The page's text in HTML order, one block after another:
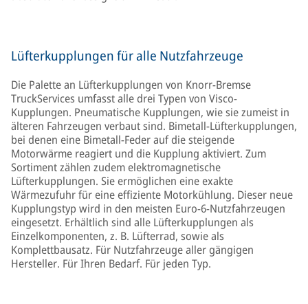
Lüfterkupplungen für alle Nutzfahrzeuge
Die Palette an Lüfterkupplungen von Knorr-Bremse
TruckServices umfasst alle drei Typen von Visco-
Kupplungen. Pneumatische Kupplungen, wie sie zumeist in
älteren Fahrzeugen verbaut sind. Bimetall-Lüfterkupplungen,
bei denen eine Bimetall-Feder auf die steigende
Motorwärme reagiert und die Kupplung aktiviert. Zum
Sortiment zählen zudem elektromagnetische
Lüfterkupplungen. Sie ermöglichen eine exakte
Wärmezufuhr für eine effiziente Motorkühlung. Dieser neue
Kupplungstyp wird in den meisten Euro-6-Nutzfahrzeugen
eingesetzt. Erhältlich sind alle Lüfterkupplungen als
Einzelkomponenten, z. B. Lüfterrad, sowie als
Komplettbausatz. Für Nutzfahrzeuge aller gängigen
Hersteller. Für Ihren Bedarf. Für jeden Typ.